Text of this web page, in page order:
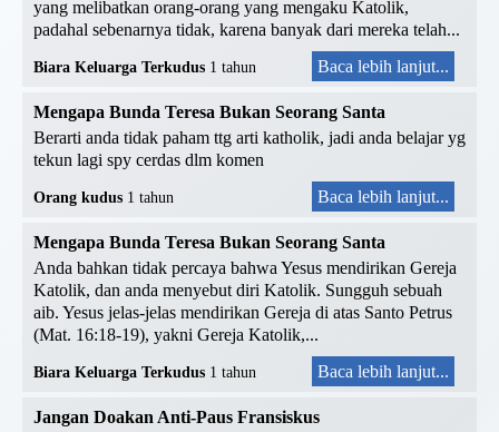
yang melibatkan orang-orang yang mengaku Katolik,
padahal sebenarnya tidak, karena banyak dari mereka telah...
Biara Keluarga Terkudus 1 tahun Baca lebih lanjut...
Mengapa Bunda Teresa Bukan Seorang Santa
Berarti anda tidak paham ttg arti katholik, jadi anda belajar yg
tekun lagi spy cerdas dlm komen
Orang kudus 1 tahun Baca lebih lanjut...
Mengapa Bunda Teresa Bukan Seorang Santa
Anda bahkan tidak percaya bahwa Yesus mendirikan Gereja
Katolik, dan anda menyebut diri Katolik. Sungguh sebuah
aib. Yesus jelas-jelas mendirikan Gereja di atas Santo Petrus
(Mat. 16:18-19), yakni Gereja Katolik,...
Biara Keluarga Terkudus 1 tahun Baca lebih lanjut...
Jangan Doakan Anti-Paus Fransiskus